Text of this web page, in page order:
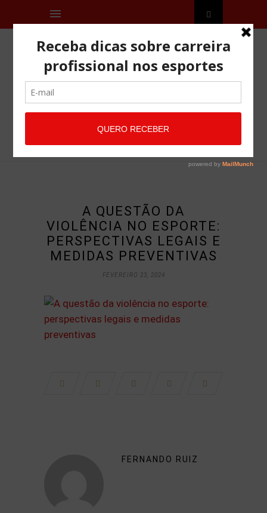
A QUESTÃO DA
VIOLÊNCIA NO ESPORTE:
PERSPECTIVAS LEGAIS E
MEDIDAS PREVENTIVAS
FEVEREIRO 23, 2024
FERNANDO RUIZ